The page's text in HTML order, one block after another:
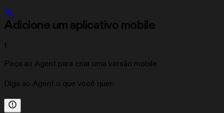
Adicione um aplicativo mobile
1
Peça ao Agent para criar uma versão mobile
Diga ao Agent o que você quer: